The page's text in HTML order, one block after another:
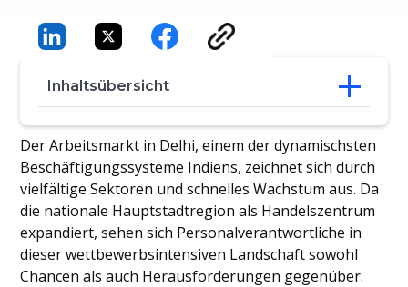
Inhaltsübersicht
Posten Sie Ihre Jobs von einer Plattform
aus
Top-Jobbörsen in Delhi für
Personalvermittler
Schlussfolgerung
Der Arbeitsmarkt in Delhi, einem der dynamischsten
Beschäftigungssysteme Indiens, zeichnet sich durch
vielfältige Sektoren und schnelles Wachstum aus. Da
die nationale Hauptstadtregion als Handelszentrum
expandiert, sehen sich Personalverantwortliche in
dieser wettbewerbsintensiven Landschaft sowohl
Chancen als auch Herausforderungen gegenüber.